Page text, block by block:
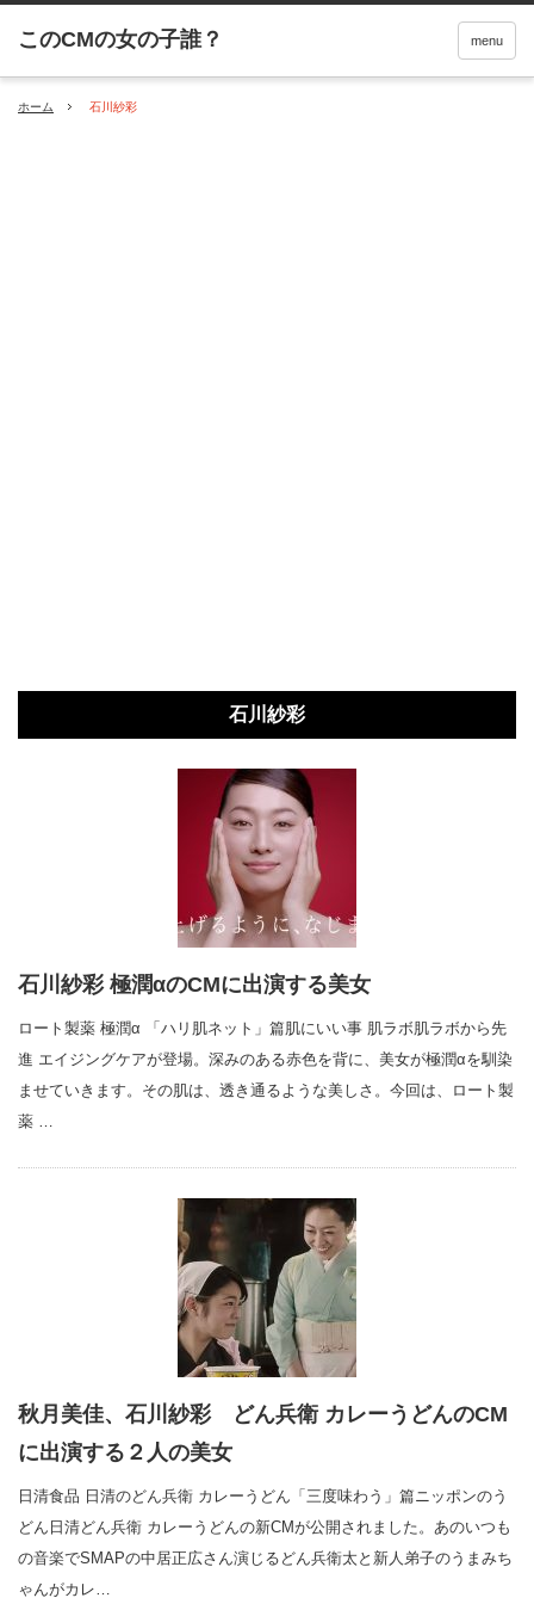
menu
ホーム 石川紗彩
石川紗彩
石川紗彩 極潤αのCMに出演する美女
ロート製薬 極潤α 「ハリ肌ネット」篇肌にいい事 肌ラボ肌ラボから先
進 エイジングケアが登場。深みのある赤色を背に、美女が極潤αを馴染
ませていきます。その肌は、透き通るような美しさ。今回は、ロート製
薬 …
秋月美佳、石川紗彩 どん兵衛 カレーうどんのCM
に出演する２人の美女
日清食品 日清のどん兵衛 カレーうどん「三度味わう」篇ニッポンのう
どん日清どん兵衛 カレーうどんの新CMが公開されました。あのいつも
の音楽でSMAPの中居正広さん演じるどん兵衛太と新人弟子のうまみち
ゃんがカレ…